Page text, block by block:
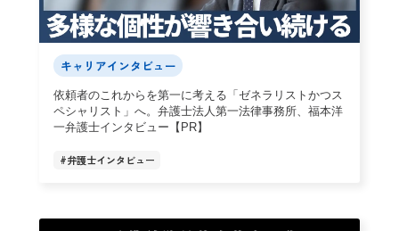
キャリアインタビュー
依頼者のこれからを第一に考える「ゼネラリストかつス
ペシャリスト」へ。弁護士法人第一法律事務所、福本洋
一弁護士インタビュー【PR】
#弁護士インタビュー